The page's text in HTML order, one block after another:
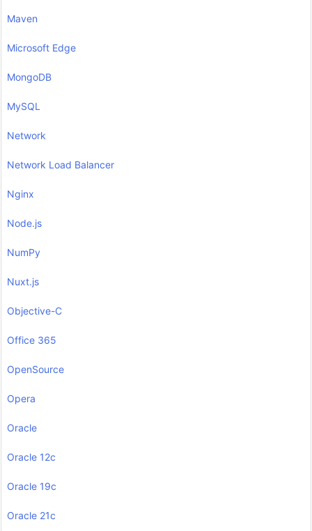
Maven
Microsoft Edge
MongoDB
MySQL
Network
Network Load Balancer
Nginx
Node.js
NumPy
Nuxt.js
Objective-C
Office 365
OpenSource
Opera
Oracle
Oracle 12c
Oracle 19c
Oracle 21c